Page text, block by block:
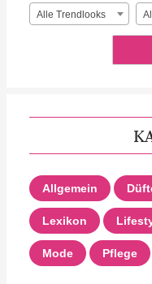
Alle Trendlooks
Allgemein
Lexikon
Mode Pflege